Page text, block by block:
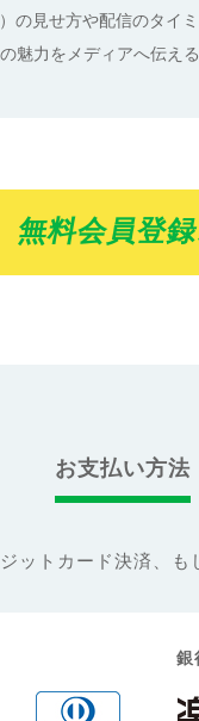
の見せ方や配信のタイ
魅力をメディアへ伝え
無料会員登録
お支払い方法
ットカード決済、も
銀